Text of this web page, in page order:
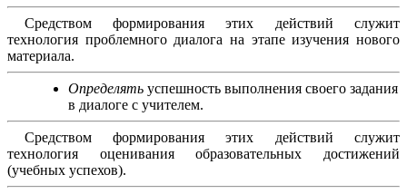
Средством формирования этих действий служит
технология проблемного диалога на этапе изучения нового
материала.
Определятьуспешность выполнения своего задания
в диалоге с учителем.
Средством формирования этих действий служит
технология оценивания образовательных достижений
(учебных успехов).